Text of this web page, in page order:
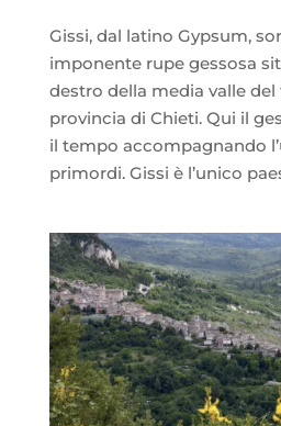
Gissi, dal latino Gypsum,
imponente rupe gessosa
destro della media valle del
provincia di Chieti. Qui il
il tempo accompagnando
primordi. Gissi è l’unico